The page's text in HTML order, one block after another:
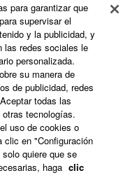
para garantizar que
supervisar el
y la publicidad, y
las redes sociales le
personalizada.
su manera de
de publicidad, redes
todas las
tecnologías.
uso de cookies o
clic en "Configuración
quiere que se
haga clic